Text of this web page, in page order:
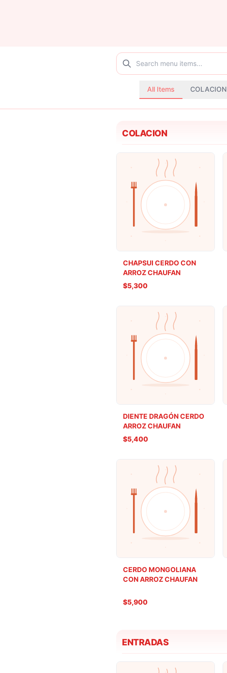
All Items COLACION
COLACION
CHAPSUI CERDO CON
ARROZ CHAUFAN
$5,300
DIENTE DRAGÓN CERDO
ARROZ CHAUFAN
$5,400
CERDO MONGOLIANA
CON ARROZ CHAUFAN
$5,900
ENTRADAS